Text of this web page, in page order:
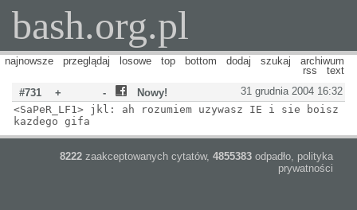
bash.org.pl
najnowsze przeglądaj losowe top bottom dodaj szukaj
archiwum
rss
text
31 grudnia 2004 16:32
#731 + -
Nowy!
<SaPeR_LF1> jkl: ah rozumiem uzywasz IE i sie boisz
kazdego gifa
8222 zaakceptowanych cytatów, 4855383 odpadło, polityka
prywatności